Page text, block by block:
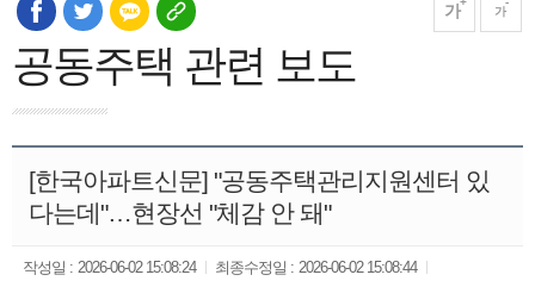
가 가
공동주택 관련 보도
[한국아파트신문] "공동주택관리지원센터 있
다는데"…현장선 "체감 안 돼"
작성일 : 2026-06-02 15:08:24 최종수정일 : 2026-06-02 15:08:44